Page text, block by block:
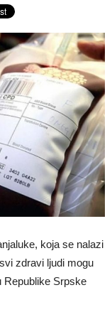
koja se nalazi
zdravi ljudi mogu
Republike Srpske